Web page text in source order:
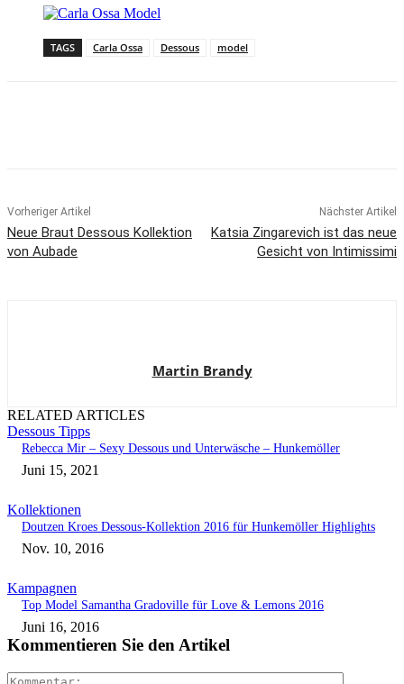
TAGS Carla Ossa Dessous model
Vorheriger Artikel
Neue Braut Dessous Kollektion
von Aubade
Nächster Artikel
Katsia Zingarevich ist das neue
Gesicht von Intimissimi
Martin Brandy
RELATED ARTICLES
Dessous Tipps
Rebecca Mir – Sexy Dessous und Unterwäsche – Hunkemöller
Juni 15, 2021
Kollektionen
Doutzen Kroes Dessous-Kollektion 2016 für Hunkemöller Highlights
Nov. 10, 2016
Kampagnen
Top Model Samantha Gradoville für Love & Lemons 2016
Juni 16, 2016
Kommentieren Sie den Artikel